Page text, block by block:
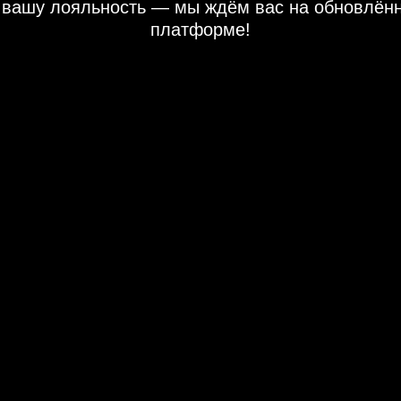
вашу лояльность — мы ждём вас на
платформе!